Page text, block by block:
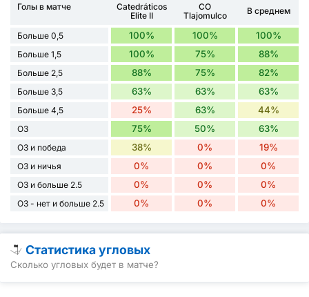
Голы в матче
Catedráticos
Elite II
CO
Tlajomulco
В среднем
Больше 0,5 100% 100% 100%
Больше 1,5 100% 75% 88%
Больше 2,5 88% 75% 82%
Больше 3,5 63% 63% 63%
Больше 4,5 25% 63% 44%
ОЗ 75% 50% 63%
ОЗ и победа 38% 0% 19%
ОЗ и ничья 0% 0% 0%
ОЗ и больше 2.5 0% 0% 0%
ОЗ - нет и больше 2.5 0% 0% 0%
Статистика угловых
Сколько угловых будет в матче?